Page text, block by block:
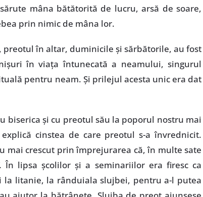
mâna bătătorită de lucru, arsă de soare,
prin nimic de mâna lor.
preotul în altar, duminicile şi sărbătorile, au fost
în viaţa întunecată a neamului, singurul
pentru neam. Şi prilejul acesta unic era dat
biserica şi cu preotul său la poporul nostru mai
cinstea de care preotul s-a învrednicit.
mai crescut prin împrejurarea că, în multe sate
În lipsa şcolilor şi a seminariilor era firesc ca
litanie, la rânduiala slujbei, pentru a-l putea